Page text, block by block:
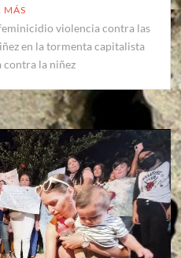
MÁS
violencia contra las
en la tormenta capitalista
contra la niñez